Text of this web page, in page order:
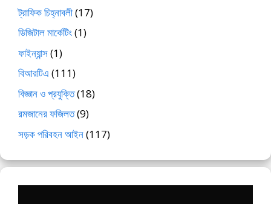
ট্রাফিক চিহ্নাবলী(17)
ডিজিটাল মার্কেটিং(1)
ফাইন্যান্স(1)
বিআরটিএ (111)
বিজ্ঞান ও প্রযুক্তি(18)
রমজানের ফজিলত(9)
সড়ক পরিবহন আইন(117)